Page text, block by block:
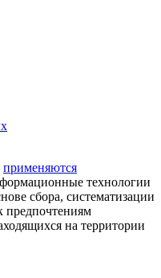
применяются
технологии
сбора, систематизации
предпочтениям
на территории